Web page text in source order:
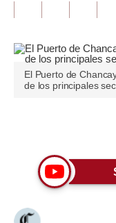
Tendencias
Lujo
Estilos
El Puerto de
de los principales